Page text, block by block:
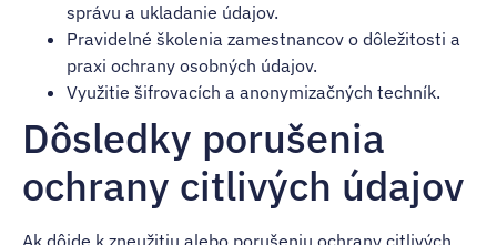
správu a ukladanie údajov.
Pravidelné školenia zamestnancov o dôležitosti a
praxi ochrany osobných údajov.
Využitie šifrovacích a anonymizačných techník.
Dôsledky porušenia
ochrany citlivých údajov